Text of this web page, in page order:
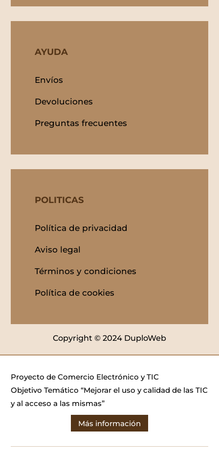
AYUDA
Envíos
Devoluciones
Preguntas frecuentes
POLITICAS
Política de privacidad
Aviso legal
Términos y condiciones
Política de cookies
Copyright © 2024 DuploWeb
Proyecto de Comercio Electrónico y TIC
Objetivo Temático “Mejorar el uso y calidad de las TIC
y al acceso a las mismas”
Más información